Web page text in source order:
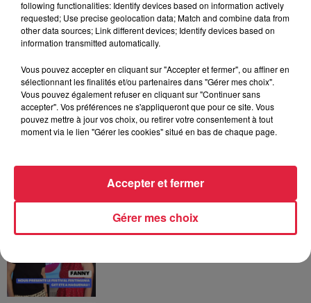
Dans la même série
Thierry du Domaine Wunsch et
Mann à Wettolsheim !
Wettolsheim !
Fanny nous présente le festival
following functionalities: Identify devices based on information actively
requested; Use precise geolocation data; Match and combine data from
other data sources; Link different devices; Identify devices based on
information transmitted automatically.
Vous pouvez accepter en cliquant sur "Accepter et fermer", ou affiner en
sélectionnant les finalités et/ou partenaires dans "Gérer mes choix".
Vous pouvez également refuser en cliquant sur "Continuer sans
accepter". Vos préférences ne s'appliqueront que pour ce site. Vous
pouvez mettre à jour vos choix, ou retirer votre consentement à tout
moment via le lien "Gérer les cookies" situé en bas de chaque page.
Gérer mes choix
Accepter et fermer